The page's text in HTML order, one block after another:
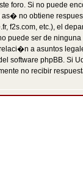
foro. Si no puede
as� no obtiene
f2s.com, etc.), el
puede ser de
a asuntos
software phpBB. Si
no recibir